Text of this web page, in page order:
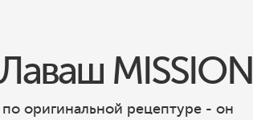
MISSION
по оригинальной рецептуре - он